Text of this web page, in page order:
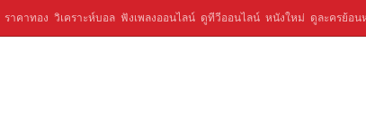
ราคาทอง วิเคราะห์บอล ฟังเพลงออนไลน์ ดูทีวีออนไลน์ หนังใหม่ ดูละครย้อน